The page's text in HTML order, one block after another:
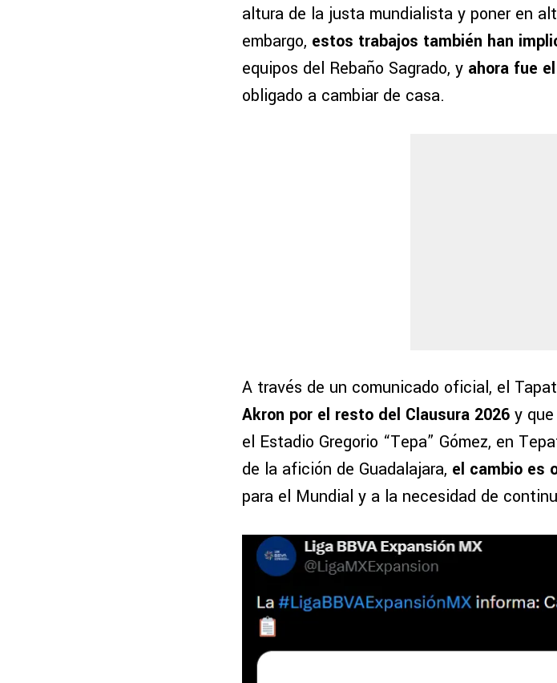
altura de la justa mundialista y poner en
embargo, estos trabajos también han
equipos del Rebaño Sagrado, y ahora fue
obligado a cambiar de casa.
A través de un comunicado oficial, el
Akron por el resto del Clausura 2026 y
el Estadio Gregorio “Tepa” Gómez, en
de la afición de Guadalajara, el cambio es
para el Mundial y a la necesidad de